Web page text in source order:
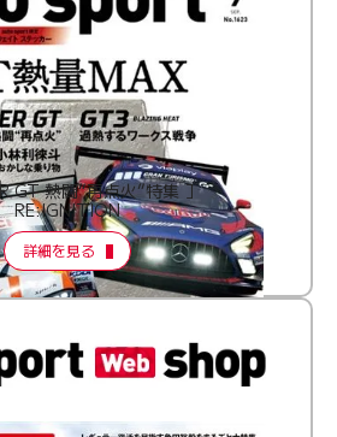
GT 熱闘“再点火”特集 ］
RE:IGNITION
詳細を見る